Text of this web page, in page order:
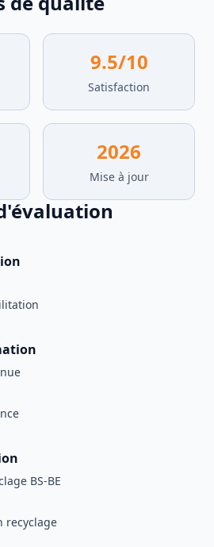
9.5/10
Satisfaction
2026
Mise à jour
BS-BE
recyclage